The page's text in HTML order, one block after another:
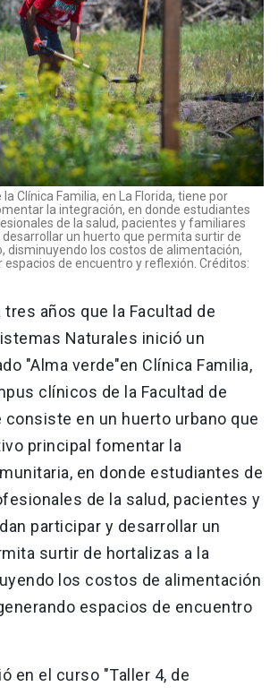
Clínica Familia, en La Florida, tiene por
la integración, en donde estudiantes
de la salud, pacientes y familiares
un huerto que permita surtir de
disminuyendo los costos de alimentación,
espacios de encuentro y reflexión. Créditos:
tres años que la Facultad de
Naturales inició un
"Alma verde"en Clínica Familia,
clínicos de la Facultad de
consiste en un huerto urbano que
principal fomentar la
en donde estudiantes de
de la salud, pacientes y
participar y desarrollar un
surtir de hortalizas a la
los costos de alimentación
espacios de encuentro
en el curso "Taller 4, de